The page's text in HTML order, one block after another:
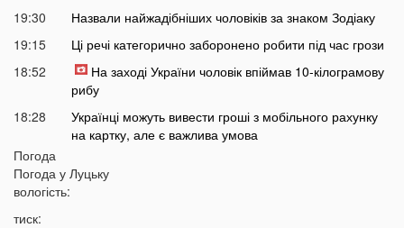
19:30
Назвали найжадібніших чоловіків за знаком Зодіаку
19:15
Ці речі категорично заборонено робити під час грози
18:52
На заході України чоловік впіймав 10-кілограмову
рибу
18:28
Українці можуть вивести гроші з мобільного рахунку
на картку, але є важлива умова
18:12
гривень
Погода
Погода у Луцьку
вологість:
тиск: